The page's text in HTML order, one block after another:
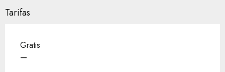
Tarifas
Gratis
—